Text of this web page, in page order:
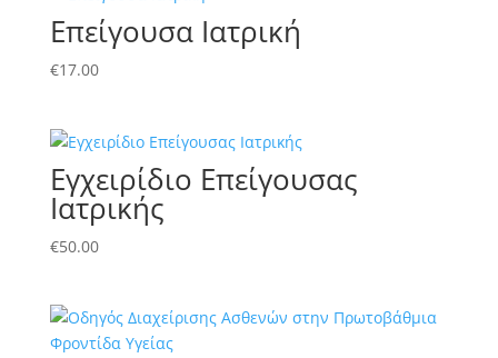
Επείγουσα Ιατρική
€17.00
Εγχειρίδιο Επείγουσας
Ιατρικής
€50.00